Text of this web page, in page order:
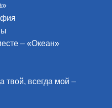
– «Океан»
твой, всегда мой –